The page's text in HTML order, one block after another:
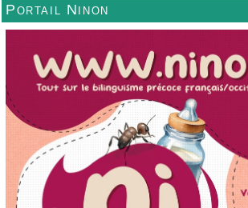
Portail Ninon